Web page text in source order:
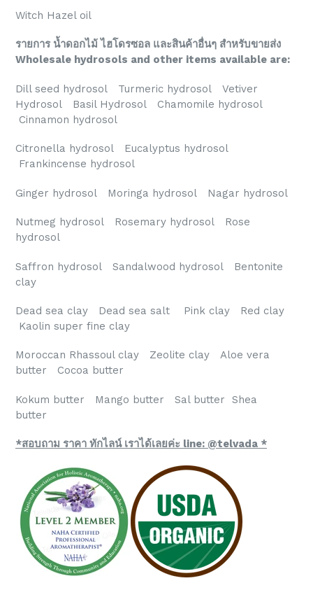
Witch Hazel oil
รายการ น้ำดอกไม้ ไฮโดรซอล และสินค้าอื่นๆ สำหรับขายส่ง
Wholesale hydrosols and other items available are:
Dill seed hydrosol Turmeric hydrosol Vetiver
Hydrosol Basil Hydrosol Chamomile hydrosol
Cinnamon hydrosol
Citronella hydrosol Eucalyptus hydrosol
Frankincense hydrosol
Ginger hydrosol Moringa hydrosol Nagar hydrosol
Nutmeg hydrosol Rosemary hydrosol Rose
hydrosol
Saffron hydrosol Sandalwood hydrosol Bentonite
clay
Dead sea clay Dead sea salt Pink clay Red clay
Kaolin super fine clay
Moroccan Rhassoul clay Zeolite clay Aloe vera
butter Cocoa butter
Kokum butter Mango butter Sal butter Shea
butter
*สอบถาม ราคา ทักไลน์ เราได้เลยค่ะ line: @telvada *